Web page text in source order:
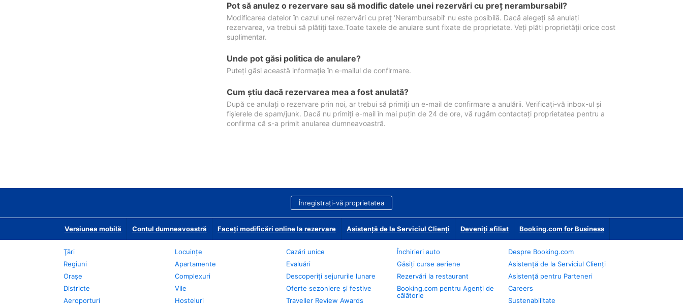
Pot să anulez o rezervare sau să modific datele unei rezervări cu preţ nerambursabil?
Modificarea datelor în cazul unei rezervări cu preț ‘Nerambursabil’ nu este posibilă. Dacă alegeți să anulați
rezervarea, va trebui să plătiți taxe.Toate taxele de anulare sunt fixate de proprietate. Veți plăti proprietății orice cost
suplimentar.
Unde pot găsi politica de anulare?
Puteți găsi această informație în e-mailul de confirmare.
Cum ştiu dacă rezervarea mea a fost anulată?
După ce anulați o rezervare prin noi, ar trebui să primiți un e-mail de confirmare a anulării. Verificați-vă inbox-ul și
fișierele de spam/junk. Dacă nu primiți e-mail în mai puțin de 24 de ore, vă rugăm contactați proprietatea pentru a
confirma că s-a primit anularea dumneavoastră.
Înregistrați-vă proprietatea
Versiunea mobilă Contul dumneavoastră Faceți modificări online la rezervare Asistență de la Serviciul Clienți Deveniţi afiliat Booking.com for Business
Ţări
Regiuni
Oraşe
Districte
Aeroporturi
Locuințe
Apartamente
Complexuri
Vile
Hosteluri
Cazări unice
Evaluări
Descoperiți sejururile lunare
Oferte sezoniere și festive
Traveller Review Awards
Închirieri auto
Găsiți curse aeriene
Rezervări la restaurant
Booking.com pentru Agenți de
călătorie
Despre Booking.com
Asistență de la Serviciul Clienți
Asistență pentru Parteneri
Careers
Sustenabilitate